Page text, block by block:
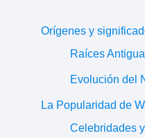
Orígenes y
Raíces
Evolución del
La Popularidad de
Celebridades